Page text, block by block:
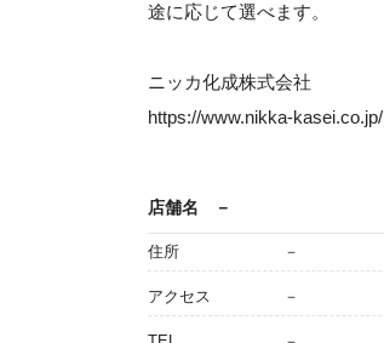
途に応じて選べます。
ニッカ化成株式会社
https://www.nikka-kasei.co.jp/
店舗名 －
住所 －
アクセス －